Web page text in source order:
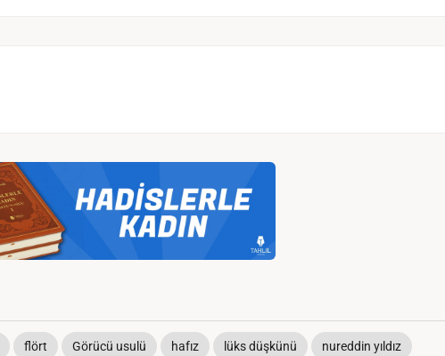
flört Görücü usulü hafız lüks düşkünü nureddin yıldız